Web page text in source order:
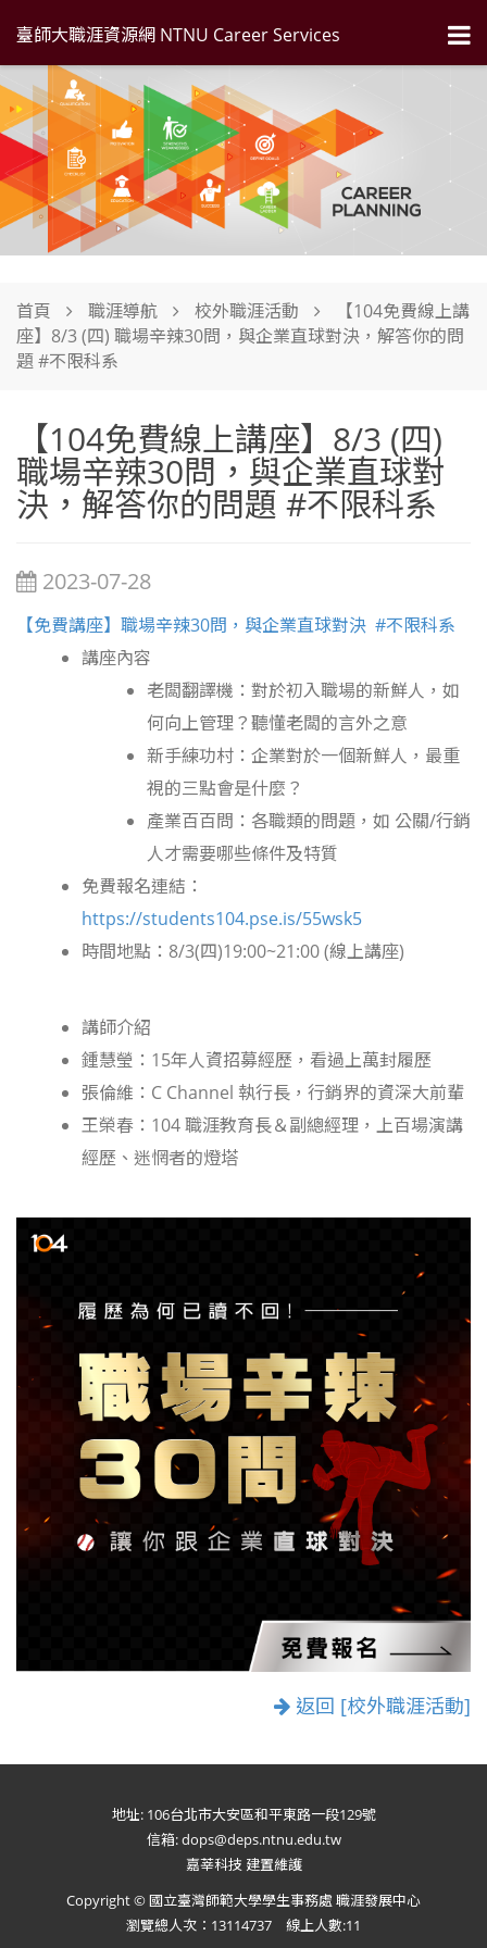
臺師大職涯資源網 NTNU Career Services
首頁 職涯導航 校外職涯活動
【104免費線上講
座】8/3 (四) 職場辛辣30問，與企業直球對決，解答你的問
題 #不限科系
【104免費線上講座】8/3 (四)
職場辛辣30問，與企業直球對
決，解答你的問題 #不限科系
2023-07-28
【免費講座】職場辛辣30問，與企業直球對決 #不限科系
講座內容
老闆翻譯機：對於初入職場的新鮮人，如
何向上管理？聽懂老闆的言外之意
新手練功村：企業對於一個新鮮人，最重
視的三點會是什麼？
產業百百問：各職類的問題，如 公關/行銷
人才需要哪些條件及特質
免費報名連結：
https://students104.pse.is/55wsk5
時間地點：8/3(四)19:00~21:00 (線上講座)
講師介紹
鍾慧瑩：15年人資招募經歷，看過上萬封履歷
張倫維：C Channel 執行長，行銷界的資深大前輩
王榮春：104 職涯教育長＆副總經理，上百場演講
經歷、迷惘者的燈塔
返回 [校外職涯活動]
地址: 106台北市大安區和平東路一段129號
信箱: dops@deps.ntnu.edu.tw
嘉莘科技 建置維護
Copyright © 國立臺灣師範大學學生事務處 職涯發展中心
瀏覽總人次：13114737 線上人數:11